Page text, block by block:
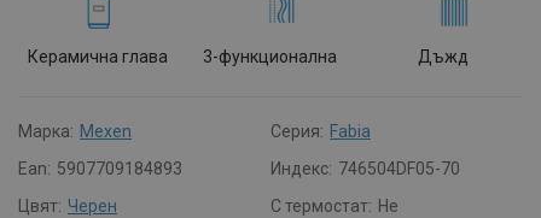
Керамична глава 3-функционална Дъжд
Марка: Mexen Серия: Fabia
Ean: 5907709184893 Индекс: 746504DF05-70
Цвят: Черен С термостат: Не